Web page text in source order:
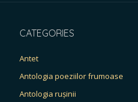
CATEGORIES
Antet
Antologia poeziilor frumoase
Antologia rușinii